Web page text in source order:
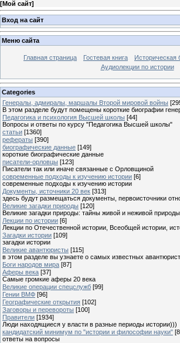
[Мой сайт]
Вход на сайт
Меню сайта
Главная страница Гостевая книга Историческая
Аудиолекции по истории
Categories
Генералы, адмиралы, маршалы Второй мировой войны
В этом разделе будут помещены короткие биографии
Педагогика и психология Высшей школы [44]
Вопросы и ответы по курсу "Педагогика Высшей школы"
статьи [1360]
рефераты [390]
биографические данные [149]
короткие биографические данные
писатели-орловцы [123]
Писатели так или иначе связанные с Орловщиной
современные подходы к изучению истории [6]
современные подходы к изучению истории
Документы, источники 20 век [313]
здесь будут размещаться документы, первоисточники
Великие загадки природы [120]
Великие загадки природы: тайны живой и неживой природы
Лекции по истории [6]
Лекции по Отечественной истории, Всеобщей истории,
Загадки истории [109]
загадки истории
Великие авантюристы [115]
в этом разделе вы узнаете о самых известных
Боги народов мира [87]
Аферы века [37]
Самые громкие аферы 20 века
Великие операции спецслужб [99]
Гении ВМФ [96]
Географические открытия [102]
Заговоры и перевороты [100]
Правители [1934]
Люди находящиеся у власти в разные периоды истории)))
кандидатский минимум по "истории и философии науки"
ответы на вопросы